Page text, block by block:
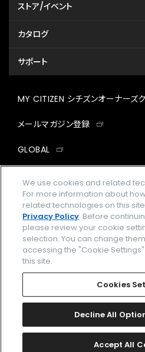
ストア/イベント
カタログ
サポート
MY CITIZEN シチズンオーナーズ
メールマガジン登録
GLOBAL
企業情報
プライバシーポリシー
Amazon PayはAmazon.com, Inc.ま
2026 CITIZEN
We use cookies and related
For more information about
related technologies on this
Privacy Policy. Before
please review your cookie
selection. You can change
accessing the "Cookie
this site.
Cookies
Decline All
Accept All